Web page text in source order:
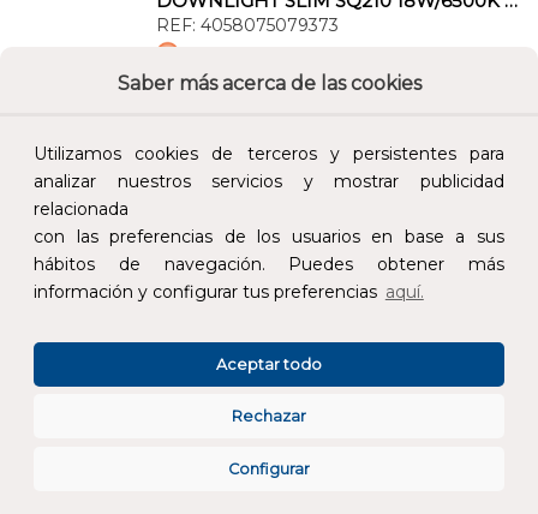
Saber más acerca de las cookies
Utilizamos cookies de terceros y persistentes para
analizar nuestros servicios y mostrar publicidad
relacionada
con las preferencias de los usuarios en base a sus
hábitos de navegación. Puedes obtener más
información y configurar tus preferencias aquí.
Configurar
Rechazar
Aceptar todo
REF: 4058075079373
Añade al carrito y sigue el proceso de
precios para profesionales.
24,98 €
AÑADIR AL CARRITO
Añade al carrito y sigue el proceso de